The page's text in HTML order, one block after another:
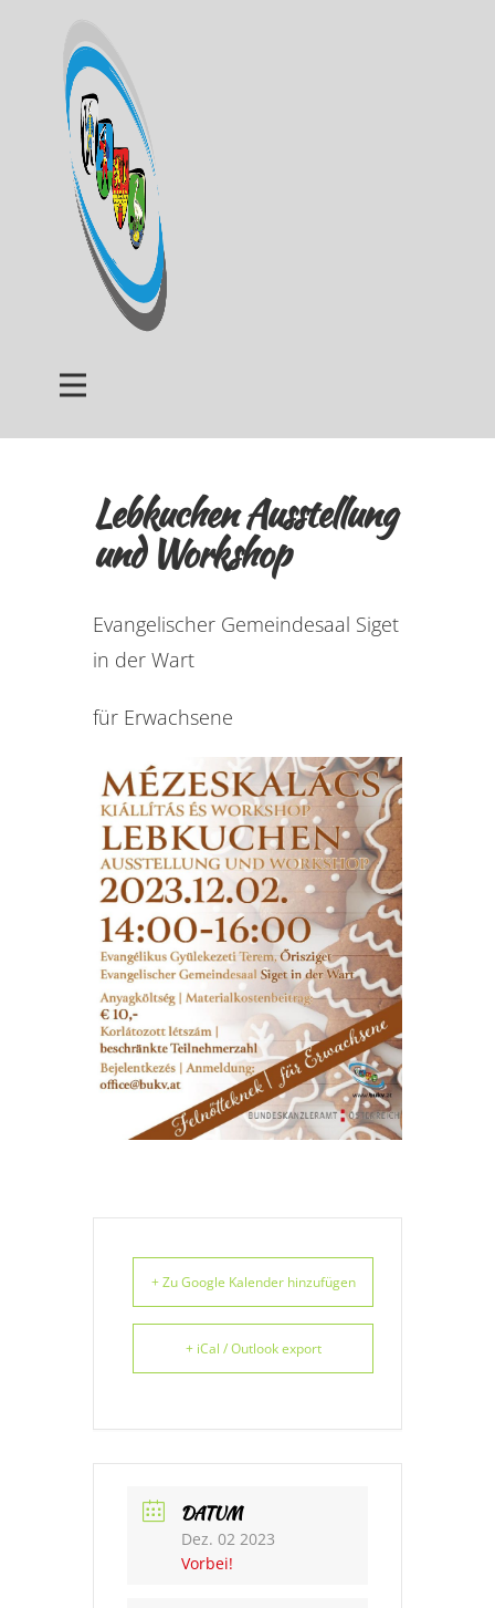
Lebkuchen Ausstellung
und Workshop
Evangelischer Gemeindesaal Siget
in der Wart
für Erwachsene
+ Zu Google Kalender hinzufügen
+ iCal / Outlook export
DATUM
Dez. 02 2023
Vorbei!